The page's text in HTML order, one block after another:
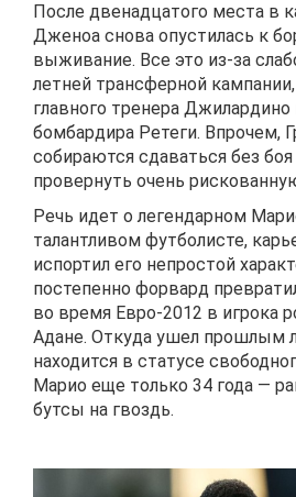
После двенадцатого места в
Дженоа снова опустилась к
выживание. Все это из-за
летней трансферной
главного тренера Джилардино
бомбардира Ретеги. Впрочем,
собираются сдаваться без
провернуть очень
Речь идет о легендарном
талантливом футболисте,
испортил его непростой
постепенно форвард
во время Евро-2012 в игрока
Адане. Откуда ушел прошлым
находится в статусе
Марио еще только 34 года —
бутсы на гвоздь.